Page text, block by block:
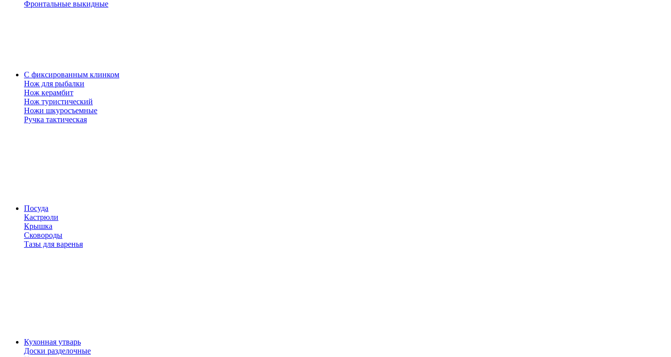
Фронтальные выкидные
С фиксированным клинком
Нож для рыбалки
Нож керамбит
Нож туристический
Ножи шкуросъемные
Ручка тактическая
Посуда
Кастрюли
Крышка
Сковороды
Тазы для варенья
Кухонная утварь
Доски разделочные